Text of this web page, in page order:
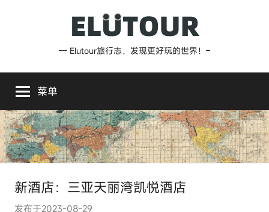
Elutour
旅
行
志
— Elutour旅行志，发现更好玩的世界！–
菜单
新酒店：三亚天丽湾凯悦酒店
发布于2023-08-29